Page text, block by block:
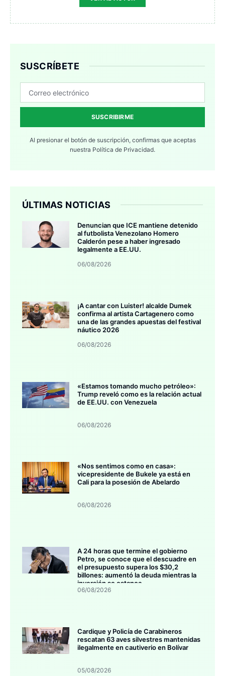
SUSCRÍBETE
SUSCRIBIRME
Al presionar el botón de suscripción, confirmas que aceptas
nuestra Política de Privacidad.
ÚLTIMAS NOTICIAS
Denuncian que ICE mantiene detenido
al futbolista Venezolano Homero
Calderón pese a haber ingresado
legalmente a EE.UU.
06/08/2026
¡A cantar con Luister! alcalde Dumek
confirma al artista Cartagenero como
una de las grandes apuestas del festival
náutico 2026
06/08/2026
«Estamos tomando mucho petróleo»:
Trump reveló como es la relación actual
de EE.UU. con Venezuela
06/08/2026
«Nos sentimos como en casa»:
vicepresidente de Bukele ya está en
Cali para la posesión de Abelardo
06/08/2026
A 24 horas que termine el gobierno
Petro, se conoce que el descuadre en
el presupuesto supera los $30,2
billones: aumentó la deuda mientras la
inversión se estanca
06/08/2026
Cardique y Policía de Carabineros
rescatan 63 aves silvestres mantenidas
ilegalmente en cautiverio en Bolívar
05/08/2026